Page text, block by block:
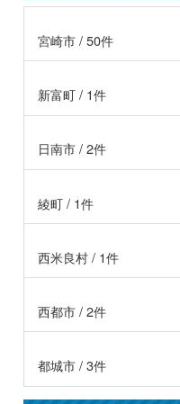
宮崎市 / 50件
新富町 / 1件
日南市 / 2件
綾町 / 1件
西米良村 / 1件
西都市 / 2件
都城市 / 3件